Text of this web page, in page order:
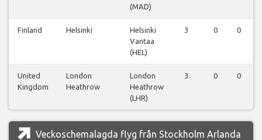
(MAD)
Finland Helsinki
Helsinki
Vantaa
(HEL)
3 0 0
United
Kingdom
London
Heathrow
London
Heathrow
(LHR)
3 0 0
Veckoschemalagda flyg från Stockholm Arlanda